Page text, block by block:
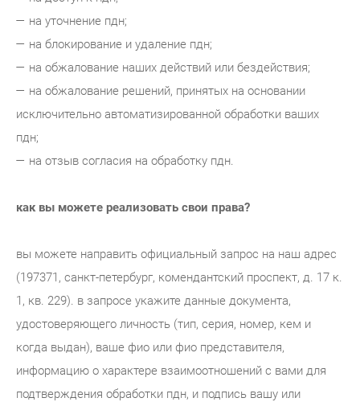
— на уточнение пдн;
— на блокирование и удаление пдн;
— на обжалование наших действий или бездействия;
— на обжалование решений, принятых на основании
исключительно автоматизированной обработки ваших
пдн;
— на отзыв согласия на обработку пдн.
как вы можете реализовать свои права?
вы можете направить официальный запрос на наш адрес
(197371, санкт-петербург, комендантский проспект, д. 17 к.
1, кв. 229). в запросе укажите данные документа,
удостоверяющего личность (тип, серия, номер, кем и
когда выдан), ваше фио или фио представителя,
информацию о характере взаимоотношений с вами для
подтверждения обработки пдн, и подпись вашу или